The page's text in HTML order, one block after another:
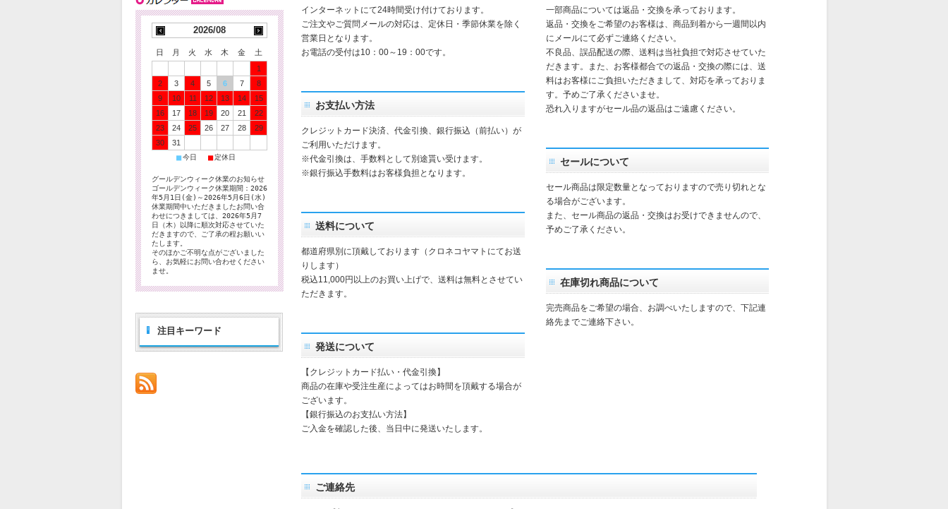
インターネットにて24時間受け付けております。
ご注文やご質問メールの対応は、定休日・季節休業を除く
営業日となります。
お電話の受付は10：00～19：00です。
お支払い方法
クレジットカード決済、代金引換、銀行振込（前払い）が
ご利用いただけます。
※代金引換は、手数料として別途貰い受けます。
※銀行振込手数料はお客様負担となります。
送料について
都道府県別に頂戴しております（クロネコヤマトにてお送
りします）
税込11,000円以上のお買い上げで、送料は無料とさせてい
ただきます。
発送について
【クレジットカード払い・代金引換】
商品の在庫や受注生産によってはお時間を頂戴する場合が
ございます。
【銀行振込のお支払い方法】
ご入金を確認した後、当日中に発送いたします。
一部商品については返品・交換を承っております。
返品・交換をご希望のお客様は、商品到着から一週間以内
にメールにて必ずご連絡ください。
不良品、誤品配送の際、送料は当社負担で対応させていた
だきます。また、お客様都合での返品・交換の際には、送
料はお客様にご負担いただきまして、対応を承っておりま
す。予めご了承くださいませ。
恐れ入りますがセール品の返品はご遠慮ください。
セールについて
セール商品は限定数量となっておりますので売り切れとな
る場合がございます。
また、セール商品の返品・交換はお受けできませんので、
予めご了承ください。
在庫切れ商品について
完売商品をご希望の場合、お調べいたしますので、下記連
絡先までご連絡下さい。
ご連絡先
2026/08
日 月 火 水 木 金
土
1
2
3 4 5 6 7
8
9
10 11 12 13 14
15
16
17 18 19 20 21
22
23
24 25 26 27 28
29
30
31
■今日 ■定休日
グールデンウィーク休業のお知らせ
ゴールデンウィーク休業期間：2026
年5月1日(金)～2026年5月6日(水)
休業期間中いただきましたお問い合
わせにつきましては、2026年5月7
日（木）以降に順次対応させていた
だきますので、ご了承の程お願いい
たします。
そのほかご不明な点がございました
ら、お気軽にお問い合わせください
ませ。
注目キーワード